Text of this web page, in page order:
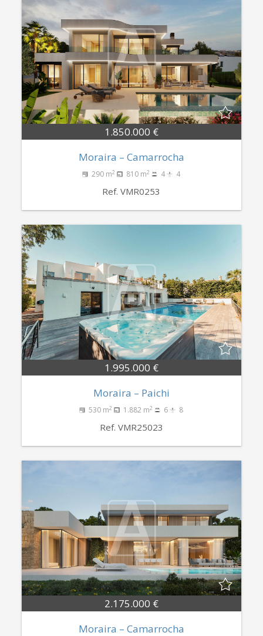
1.850.000 €
Moraira – Camarrocha
290 m2 810 m2 4 4
Ref. VMR0253
1.995.000 €
Moraira – Paichi
530 m2 1.882 m2 6 8
Ref. VMR25023
2.175.000 €
Moraira – Camarrocha